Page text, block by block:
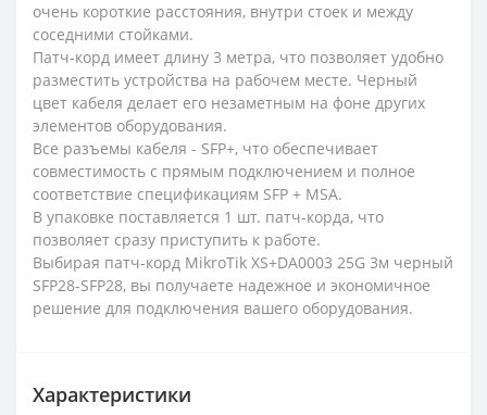
очень короткие расстояния, внутри стоек и между
соседними стойками.
Патч-корд имеет длину 3 метра, что позволяет удобно
разместить устройства на рабочем месте. Черный
цвет кабеля делает его незаметным на фоне других
элементов оборудования.
Все разъемы кабеля - SFP+, что обеспечивает
совместимость с прямым подключением и полное
соответствие спецификациям SFP + MSA.
В упаковке поставляется 1 шт. патч-корда, что
позволяет сразу приступить к работе.
Выбирая патч-корд MikroTik XS+DA0003 25G 3м черный
SFP28-SFP28, вы получаете надежное и экономичное
решение для подключения вашего оборудования.
Характеристики